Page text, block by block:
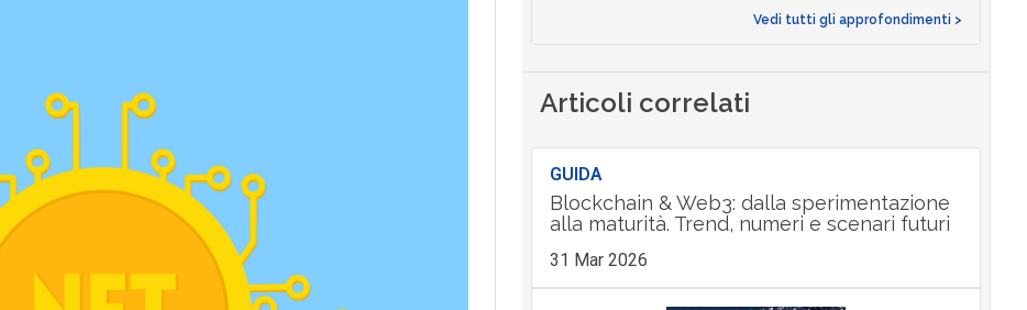
Vedi tutti gli approfondimenti >
Articoli correlati
GUIDA
Blockchain & Web3: dalla sperimentazione
alla maturità. Trend, numeri e scenari futuri
31 Mar 2026